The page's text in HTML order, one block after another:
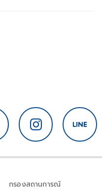
กรองสถานการณ์